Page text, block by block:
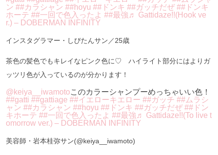
ン ##カラシャン ##hoyu ##ドンキ ##ガッチだぜ ##ドンキ
ホーテ ##一回で色入ったよ ##最強♬ Gattidaze!!(Hook ve
r.) – DOBERMAN INFINITY
インスタグラマー・しぴたんサン／25歳
茶色の髪色でもキレイなピンク色に♡ ハイライト部分にはよりガ
ッツリ色が入っているのが分かります！
@keiya__iwamotoこのカラーシャンプーめっちゃいい色！
##gatti ##gattiage ##イエローキエロー ##ガッチ ##ムラシ
ャン ##カラシャン ##hoyu ##ドンキ ##ガッチだぜ ##ドン
キホーテ ##一回で色入ったよ ##最強♬ Gattidaze!!(To live t
omorrow ver.) – DOBERMAN INFINITY
美容師・岩本桂弥サン(@keiya__iwamoto)